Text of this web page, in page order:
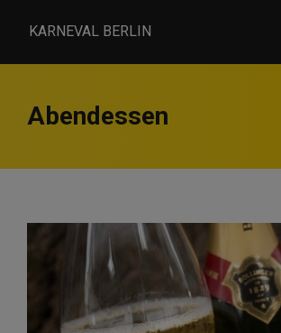
KARNEVAL BERLIN
Abendessen